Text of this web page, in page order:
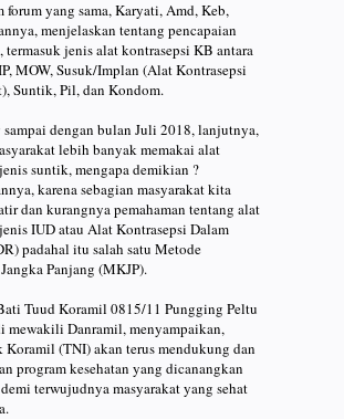
forum yang sama, Karyati, Amd, Keb,
menjelaskan tentang pencapaian
termasuk jenis alat kontrasepsi KB antara
MOW, Susuk/Implan (Alat Kontrasepsi
Suntik, Pil, dan Kondom.
sampai dengan bulan Juli 2018, lanjutnya,
lebih banyak memakai alat
suntik, mengapa demikian ?
karena sebagian masyarakat kita
dan kurangnya pemahaman tentang alat
IUD atau Alat Kontrasepsi Dalam
padahal itu salah satu Metode
Panjang (MKJP).
Tuud Koramil 0815/11 Pungging Peltu
mewakili Danramil, menyampaikan,
Koramil (TNI) akan terus mendukung dan
program kesehatan yang dicanangkan
terwujudnya masyarakat yang sehat